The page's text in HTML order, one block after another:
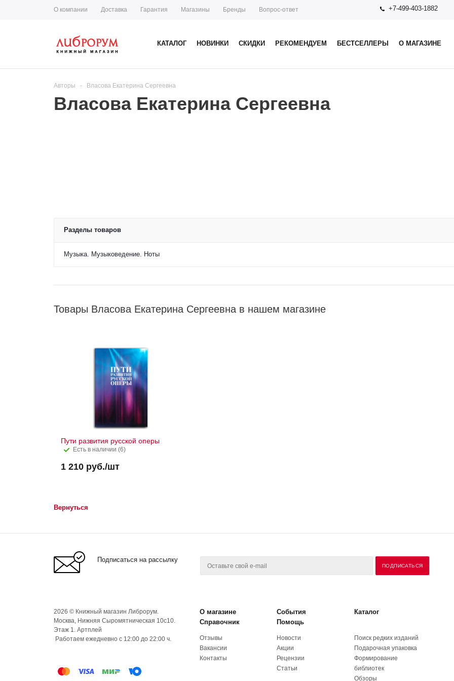
О компании Доставка Гарантия Магазины Бренды Вопрос-ответ +7-499-403-1882
КАТАЛОГ НОВИНКИ СКИДКИ РЕКОМЕНДУЕМ БЕСТСЕЛЛЕРЫ О МАГАЗИНЕ
Авторы - Власова Екатерина Сергеевна
Власова Екатерина Сергеевна
Разделы товаров
Музыка. Музыковедение. Ноты
Товары Власова Екатерина Сергеевна в нашем магазине
Пути развития русской оперы
Есть в наличии (6)
1 210 руб./шт
Вернуться
Подписаться на рассылку
2026 © Книжный магазин Либрорум.
Москва, Нижняя Сыромятническая 10с10.
Этаж 1. Артплей
Работаем ежедневно с 12:00 до 22:00 ч.
О магазине События
Каталог
Справочник
Помощь
Отзывы
Вакансии
Контакты
Новости
Акции
Рецензии
Статьи
Поиск редких изданий
Подарочная упаковка
Формирование
библиотек
Обзоры